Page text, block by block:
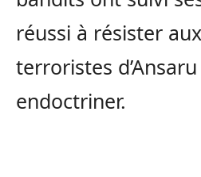
réussi à résister
terroristes
endoctriner.